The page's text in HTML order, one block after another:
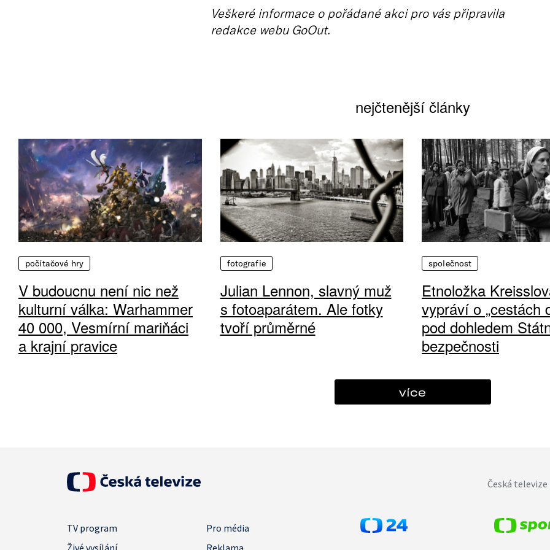
Veškeré informace o pořádané akci pro vás připravila
redakce webu GoOut.
nejčtenější články
počítačové hry
V budoucnu není nic než
kulturní válka: Warhammer
40 000, Vesmírní mariňáci
a krajní pravice
fotografie
Julian Lennon, slavný muž
s fotoaparátem. Ale fotky
tvoří průměrné
společnost
Etnoložka
vypráví o „cestách
pod dohledem
bezpečnosti
více
Česká
TV program
Pro média